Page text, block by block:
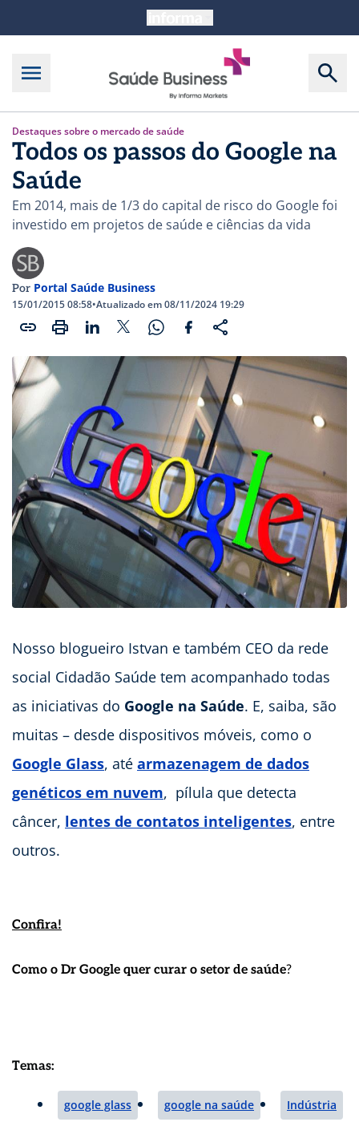
Destaques sobre o mercado de saúde
Todos os passos do Google na
Saúde
Em 2014, mais de 1/3 do capital de risco do Google foi
investido em projetos de saúde e ciências da vida
Por Portal Saúde Business
15/01/2015 08:58•Atualizado em 08/11/2024 19:29
Nosso blogueiro Istvan e também CEO da rede
social Cidadão Saúde tem acompanhado todas
as iniciativas do Google na Saúde. E, saiba, são
muitas – desde dispositivos móveis, como o
Google Glass, até armazenagem de dados
genéticos em nuvem, pílula que detecta
câncer, lentes de contatos inteligentes, entre
outros.
Confira!
Como o Dr Google quer curar o setor de saúde?
Temas:
google glass google na saúde Indústria